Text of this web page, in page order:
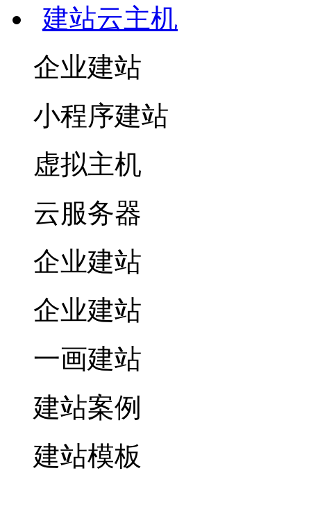
建站云主机
企业建站
小程序建站
虚拟主机
云服务器
企业建站
企业建站
一画建站
建站案例
建站模板